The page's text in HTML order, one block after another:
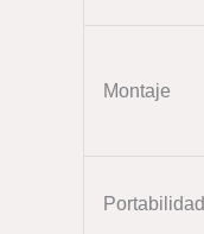
Montaje
Portabilidad